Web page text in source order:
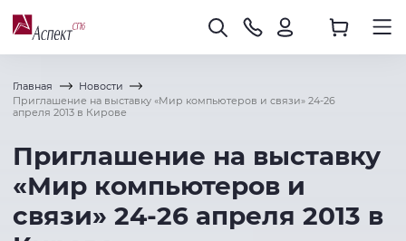
Главная
Новости
Приглашение на выставку «Мир компьютеров и связи» 24-26
апреля 2013 в Кирове
Приглашение на выставку
«Мир компьютеров и
связи» 24-26 апреля 2013 в